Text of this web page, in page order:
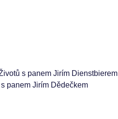
s panem Jirím Dienstbierem
panem Jirím Dědečkem